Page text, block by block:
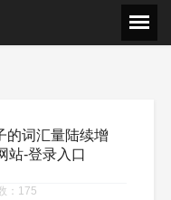
的词汇量陆续增
站-登录入口
：175